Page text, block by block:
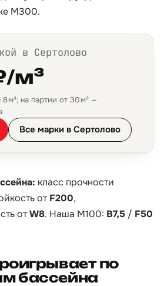
М300.
в Сертолово
м³
м³; на партии от 30 м³ —
Все марки в Сертолово
класс прочности
отF200,
отW8. Наша М100: B7,5 / F50
по
бассейна